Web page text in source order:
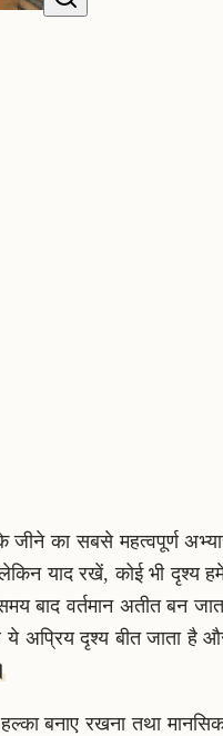
जीने का सबसे महत्वपूर्ण
याद रखें, कोई भी दृश्य
बाद वर्तमान अतीत बन
अप्रिय दृश्य बीत जाता है
बनाए रखना तथा